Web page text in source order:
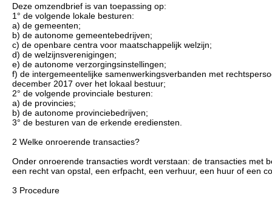
Deze omzendbrief is van toepassing op:
1° de volgende lokale besturen:
a) de gemeenten;
b) de autonome gemeentebedrijven;
c) de openbare centra voor maatschappelijk welzijn;
d) de welzijnsverenigingen;
e) de autonome verzorgingsinstellingen;
f) de intergemeentelijke samenwerkingsverbanden met
december 2017 over het lokaal bestuur;
2° de volgende provinciale besturen:
a) de provincies;
b) de autonome provinciebedrijven;
3° de besturen van de erkende erediensten.
2 Welke onroerende transacties?
Onder onroerende transacties wordt verstaan: de transacties met
een recht van opstal, een erfpacht, een verhuur, een huur of een
3 Procedure